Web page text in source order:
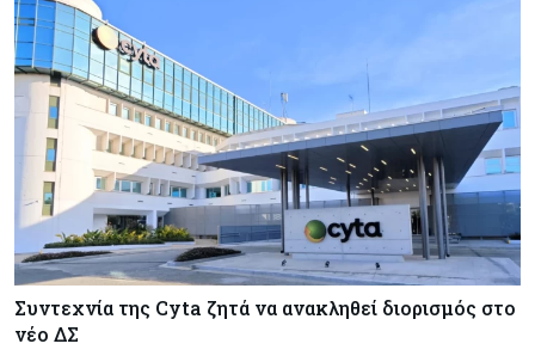
Συντεχνία της Cyta ζητά να ανακληθεί διορισμός στο
νέο ΔΣ